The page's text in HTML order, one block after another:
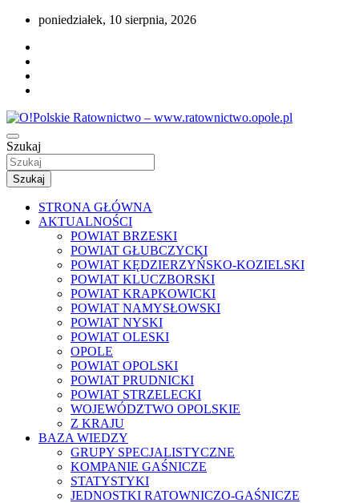
Przejdź
treści
poniedziałek, 10 sierpnia, 2026
O!Polskie Ratownictwo –
www.ratownictwo.opole.pl
Portal opolskiego i polskiego ratownictwa.
Szukaj
Szukaj
STRONA GŁÓWNA
AKTUALNOŚCI
POWIAT BRZESKI
POWIAT GŁUBCZYCKI
POWIAT KĘDZIERZYŃSKO-KOZIELSKI
POWIAT KLUCZBORSKI
POWIAT KRAPKOWICKI
POWIAT NAMYSŁOWSKI
POWIAT NYSKI
POWIAT OLESKI
OPOLE
POWIAT OPOLSKI
POWIAT PRUDNICKI
POWIAT STRZELECKI
WOJEWÓDZTWO OPOLSKIE
Z KRAJU
BAZA WIEDZY
GRUPY SPECJALISTYCZNE
KOMPANIE GAŚNICZE
STATYSTYKI
JEDNOSTKI RATOWNICZO-GAŚNICZE